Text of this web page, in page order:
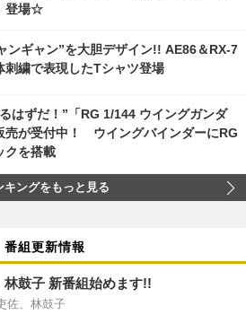
登場☆
ンギャン”を大胆デザイン!! AE86＆RX-7
刺繍で表現したTシャツ登場
はずだ！”「RG 1/144 ウイングガンダ
売が受付中！ ウイングバインダーにRG
クを搭載
キングをもっと見る
番組更新情報
林鼓子 新番組始めます!!
佐、林鼓子